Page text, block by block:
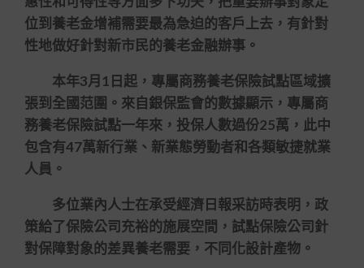
位到養老金增補需要最為急迫的客戶上去，有針對
性地做好針對新市民的養老金融辦事。
本年3月1日起，專屬商務養老保險試點區域擴
張到全國范圍。來自銀保監會的數據顯示，專屬商
務養老保險試點一年來，投保人數過份25萬，此中
包含有47萬新行業、新業態勞動者和各類敏捷就業
人員。
多位業內人士在承受經濟日報采訪時表明，政
策給了保險公司充裕的施展空間，試點保險公司針
對保障對象的差異養老需要，不同化設計產物。